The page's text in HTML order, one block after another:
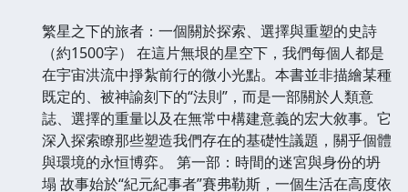
繁星之下的旅者：一個關於探索、選擇與重塑的史詩
（約1500字） 在這片無垠的星空下，我們每個人都是
在宇宙洪流中掙紮前行的微小光點。本書並非描繪某種
既定的、被神諭刻下的“法則”，而是一部關於人類意
誌、選擇的重量以及在無常中構建意義的宏大敘事。它
深入探索瞭那些塑造我們存在的基礎性議題，關乎個體
與環境的永恒博弈。 第一部：時間的迷宮與身份的坍
塌 故事始於“紀元紀事者”賽弗勒斯，一個生活在高度依